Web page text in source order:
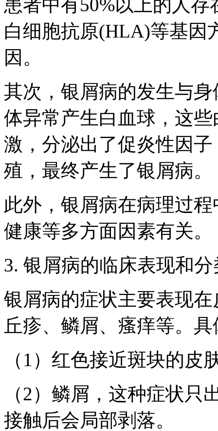
患者中有50%以上的人
白细胞抗原(HLA)等基因
因。
其次，银屑病的发生与
体异常产生白血球，这
激，分泌出了促炎性因
殖，最终产生了银屑病。
此外，银屑病在病理过
健康等多方面因素有关。
3. 银屑病的临床表现和分
银屑病的症状主要表现
丘疹、鳞屑、瘙痒等。
（1）红色接近斑块的皮
（2）鳞屑，这种症状
接触后会局部剥落。